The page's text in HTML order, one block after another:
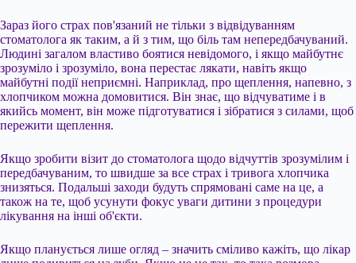
Зараз його страх пов'язаний не тільки з відвідуванням
стоматолога як таким, а й з тим, що біль там непередбачуваний.
Людині загалом властиво боятися невідомого, і якщо майбутнє
зрозуміло і зрозуміло, вона перестає лякати, навіть якщо
майбутні події неприємні. Наприклад, про щеплення, напевно, з
хлопчиком можна домовитися. Він знає, що відчуватиме і в
якийсь момент, він може підготуватися і зібратися з силами, щоб
пережити щеплення.
Якщо зробити візит до стоматолога щодо відчуттів зрозумілим і
передбачуваним, то швидше за все страх і тривога хлопчика
знизяться. Подальші заходи будуть спрямовані саме на це, а
також на те, щоб усунути фокус уваги дитини з процедури
лікування на інші об'єкти.
Якщо планується лише огляд – значить сміливо кажіть, що лікар